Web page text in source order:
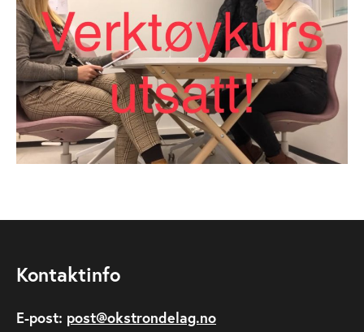
Kontaktinfo
E-post: post@okstrondelag.no